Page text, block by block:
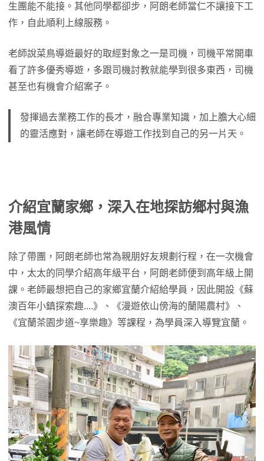
生團能不能接。其他同學都卻步，阿朗老師當仁不讓接下工
作，自此順利上線服務。
老師說菜鳥導遊最好的取經對象之一是司機，司機平常開車
看了許多優秀導遊，多跟司機討教就能學到很多東西，司機
甚至也有機會介紹案子。
發揮過去業務工作的長才，融合專業知識，加上膽大心細
的靈活應對，讓老師在導遊工作找到自己的另一片天。
介紹宜蘭家鄉，深入在地探訪鄉村與漁
港風情
除了帶團，阿朗老師也常為親朋好友規劃行程，在一次機會
中，太太的同學介紹高年級平台，阿朗老師便到高年級上開
課。老師最想把自己的家鄉宜蘭介紹給學員，因此開設《蘇
澳百年小鎮探索趣....》、《漫遊依山傍海的蘭陽農村》、
《宜蘭茶園步道~享樂趣》等課程，為學員深入導覽宜蘭。